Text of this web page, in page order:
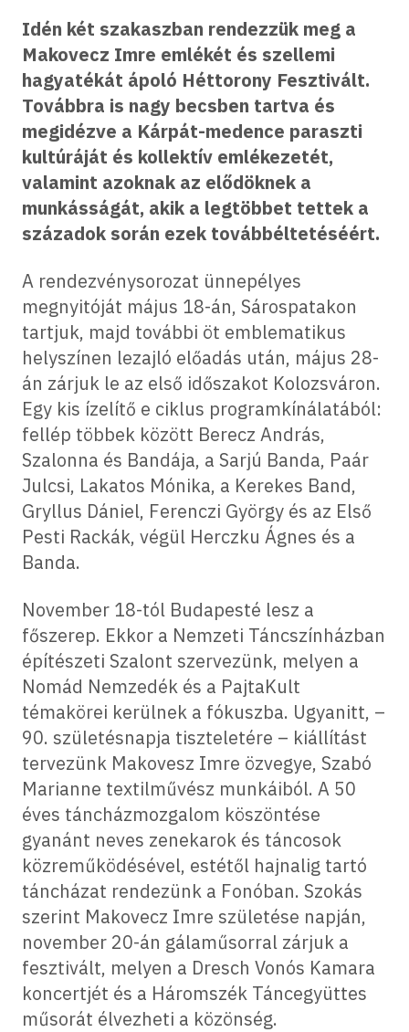
Idén két szakaszban rendezzük meg a
Makovecz Imre emlékét és szellemi
hagyatékát ápoló Héttorony Fesztivált.
Továbbra is nagy becsben tartva és
megidézve a Kárpát-medence paraszti
kultúráját és kollektív emlékezetét,
valamint azoknak az elődöknek a
munkásságát, akik a legtöbbet tettek a
századok során ezek továbbéltetéséért.
A rendezvénysorozat ünnepélyes
megnyitóját május 18-án, Sárospatakon
tartjuk, majd további öt emblematikus
helyszínen lezajló előadás után, május 28-
án zárjuk le az első időszakot Kolozsváron.
Egy kis ízelítő e ciklus programkínálatából:
fellép többek között Berecz András,
Szalonna és Bandája, a Sarjú Banda, Paár
Julcsi, Lakatos Mónika, a Kerekes Band,
Gryllus Dániel, Ferenczi György és az Első
Pesti Rackák, végül Herczku Ágnes és a
Banda.
November 18-tól Budapesté lesz a
főszerep. Ekkor a Nemzeti Táncszínházban
építészeti Szalont szervezünk, melyen a
Nomád Nemzedék és a PajtaKult
témakörei kerülnek a fókuszba. Ugyanitt, –
90. születésnapja tiszteletére – kiállítást
tervezünk Makovesz Imre özvegye, Szabó
Marianne textilművész munkáiból. A 50
éves táncházmozgalom köszöntése
gyanánt neves zenekarok és táncosok
közreműködésével, estétől hajnalig tartó
táncházat rendezünk a Fonóban. Szokás
szerint Makovecz Imre születése napján,
november 20-án gálaműsorral zárjuk a
fesztivált, melyen a Dresch Vonós Kamara
koncertjét és a Háromszék Táncegyüttes
műsorát élvezheti a közönség.